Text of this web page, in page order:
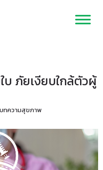
บ ภัยเงียบใกล้ตัวผู้
บทความสุขภาพ